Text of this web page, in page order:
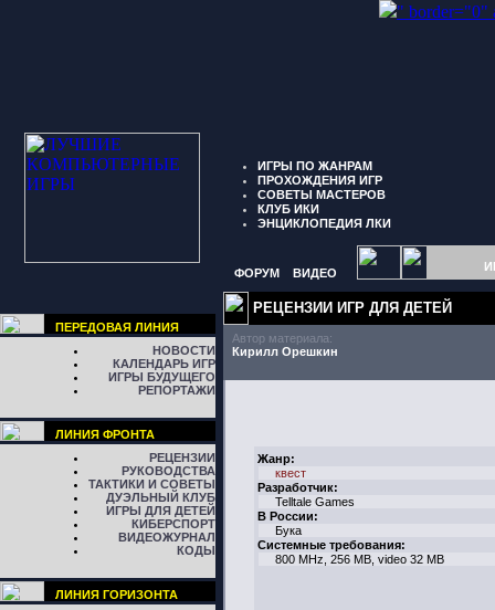
" border="0"
ИГРЫ ПО ЖАНРАМ
ПРОХОЖДЕНИЯ ИГР
СОВЕТЫ МАСТЕРОВ
КЛУБ ИКИ
ЭНЦИКЛОПЕДИЯ ЛКИ
ФОРУМ ВИДЕО
ПЕРЕДОВАЯ ЛИНИЯ
НОВОСТИ
КАЛЕНДАРЬ ИГР
ИГРЫ БУДУЩЕГО
РЕПОРТАЖИ
ЛИНИЯ ФРОНТА
РЕЦЕНЗИИ
РУКОВОДСТВА
ТАКТИКИ И СОВЕТЫ
ДУЭЛЬНЫЙ КЛУБ
ИГРЫ ДЛЯ ДЕТЕЙ
КИБЕРСПОРТ
ВИДЕОЖУРНАЛ
КОДЫ
ЛИНИЯ ГОРИЗОНТА
РЕЦЕНЗИИ ИГР ДЛЯ ДЕТЕЙ
Автор материала:
Кирилл Орешкин
Жанр:
квест
Разработчик:
Telltale Games
В России:
Бука
Системные требования:
800 MHz, 256 MB, video 32 MB